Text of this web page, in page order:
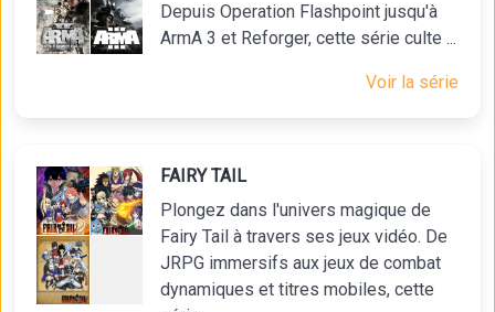
Depuis Operation Flashpoint jusqu'à
ArmA 3 et Reforger, cette série culte ...
Voir la série
FAIRY TAIL
Plongez dans l'univers magique de
Fairy Tail à travers ses jeux vidéo. De
JRPG immersifs aux jeux de combat
dynamiques et titres mobiles, cette